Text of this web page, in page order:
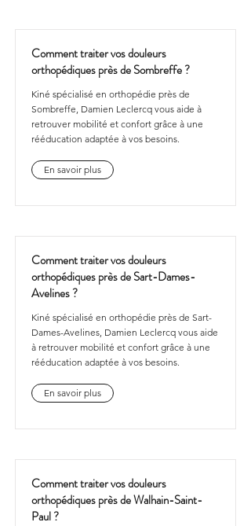
Comment traiter vos douleurs
orthopédiques près de Sombreffe ?
Kiné spécialisé en orthopédie près de
Sombreffe, Damien Leclercq vous aide à
retrouver mobilité et confort grâce à une
rééducation adaptée à vos besoins.
En savoir plus
Comment traiter vos douleurs
orthopédiques près de Sart-Dames-
Avelines ?
Kiné spécialisé en orthopédie près de Sart-
Dames-Avelines, Damien Leclercq vous aide
à retrouver mobilité et confort grâce à une
rééducation adaptée à vos besoins.
En savoir plus
Comment traiter vos douleurs
orthopédiques près de Walhain-Saint-
Paul ?